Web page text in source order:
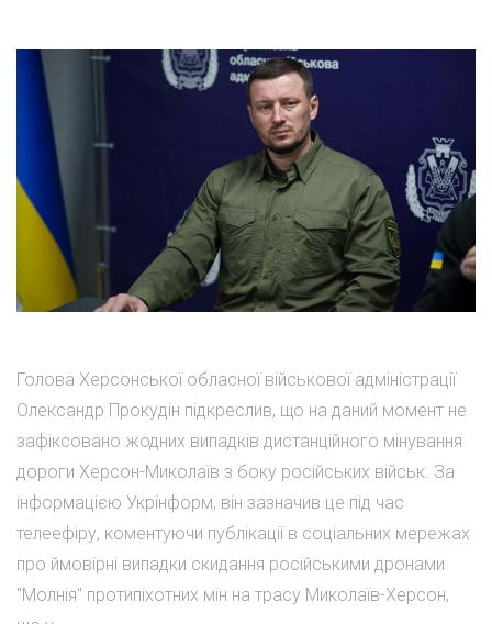
Голова Херсонської обласної військової адміністрації
Олександр Прокудін підкреслив, що на даний момент не
зафіксовано жодних випадків дистанційного мінування
дороги Херсон-Миколаїв з боку російських військ. За
інформацією Укрінформ, він зазначив це під час
телеефіру, коментуючи публікації в соціальних мережах
про ймовірні випадки скидання російськими дронами
"Молнія" протипіхотних мін на трасу Миколаїв-Херсон,